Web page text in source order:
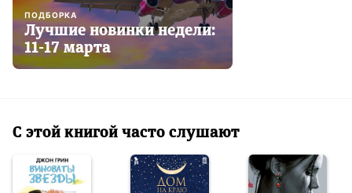
ПОДБОРКА
Лучшие новинки недели:
11-17 марта
С этой книгой часто слушают